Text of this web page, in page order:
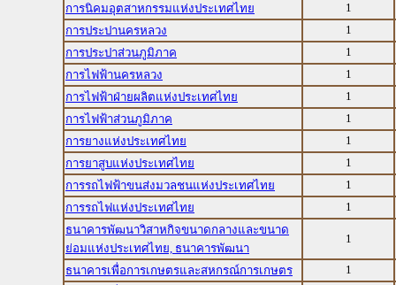
การนิคมอุตสาหกรรมแห่งประเทศไทย
1
การประปานครหลวง
1
การประปาส่วนภูมิภาค
1
การไฟฟ้านครหลวง
1
การไฟฟ้าฝ่ายผลิตแห่งประเทศไทย
1
การไฟฟ้าส่วนภูมิภาค
1
การยางแห่งประเทศไทย
1
การยาสูบแห่งประเทศไทย
1
การรถไฟฟ้าขนส่งมวลชนแห่งประเทศไทย
1
การรถไฟแห่งประเทศไทย
1
ธนาคารพัฒนาวิสาหกิจขนาดกลางและขนาด
ย่อมแห่งประเทศไทย, ธนาคารพัฒนา
1
ธนาคารเพื่อการเกษตรและสหกรณ์การเกษตร
1